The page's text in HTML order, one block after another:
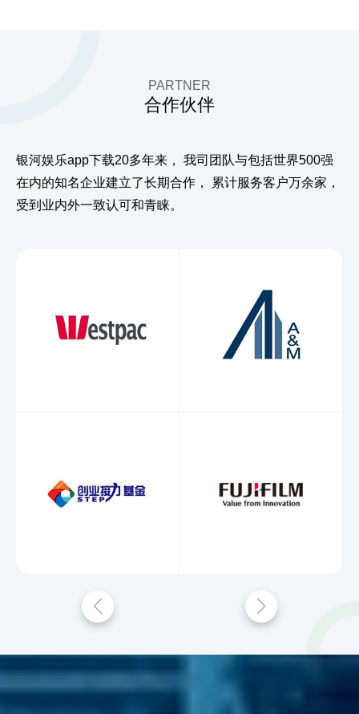
PARTNER
合作伙伴
银河娱乐app下载20多年来，
我司团队与包括世界500强
在内的知名企业建立了长期合作，
累计服务客户万余家，
受到业内外一致认可和青睐。